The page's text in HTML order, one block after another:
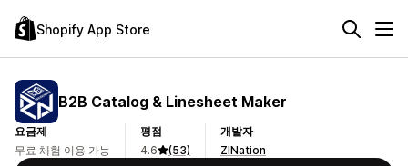
Shopify App Store
B2B Catalog & Linesheet Maker
요금제
무료 체험 이용 가능
평점
4.6
(53)
개발자
ZINation